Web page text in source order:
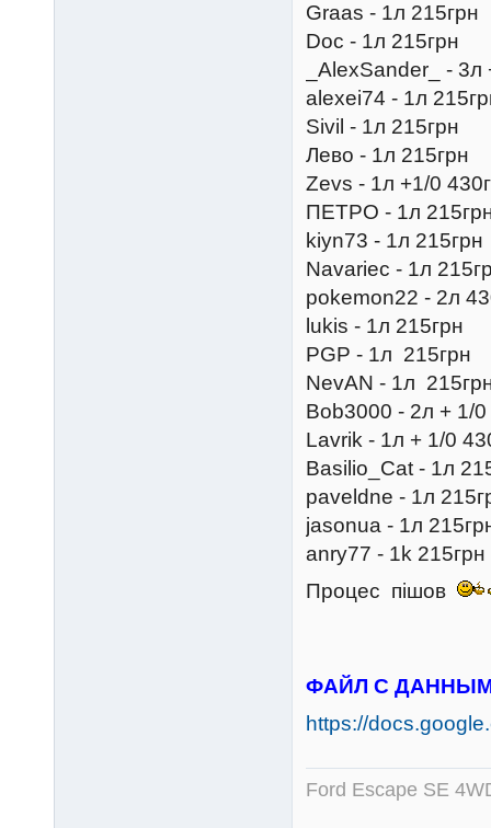
Graas - 1л 215грн
Doc - 1л 215грн
_AlexSander_ - 3л
alexei74 - 1л
Sivil - 1л 215грн
Лево - 1л 215грн
Zevs - 1л +1/0
ПЕТРО - 1л
kiyn73 - 1л 215грн
Navariec - 1л
pokemon22 - 2л
lukis - 1л 215грн
PGP - 1л 215грн
NevAN - 1л
Bob3000 - 2л + 1/0
Lavrik - 1л + 1/0
Basilio_Cat - 1л
paveldne - 1л
jasonua - 1л
anry77 - 1k 215грн
Процес пішов
ФАЙЛ С
https://
Ford Escape SE